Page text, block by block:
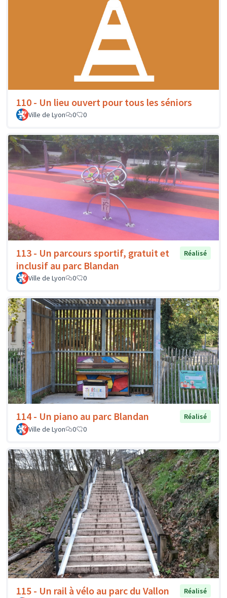
110 - Un lieu ouvert pour tous les séniors
Ville de Lyon 0 0
113 - Un parcours sportif, gratuit et
inclusif au parc Blandan
Réalisé
Ville de Lyon 0 0
114 - Un piano au parc Blandan
Réalisé
Ville de Lyon
0 0
115 - Un rail à vélo au parc du Vallon
Réalisé